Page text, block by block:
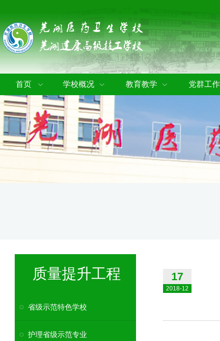
首页 学校概况 教育教学 党群工作
质量提升工程
省级示范特色学校
护理省级示范专业
17
2018-12